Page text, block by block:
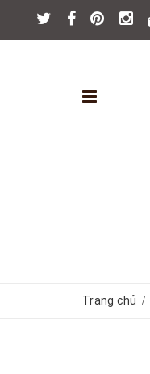
Trang chủ /